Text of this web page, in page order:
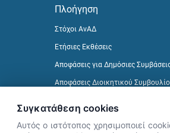
Πλοήγηση
Στόχοι ΑνΑΔ
Ετήσιες Εκθέσεις
Αποφάσεις για Δημόσιες
Αποφάσεις Διοικητικού
Συγκατάθεση cookies
Αυτός ο ιστότοπος χρησιμοποιεί